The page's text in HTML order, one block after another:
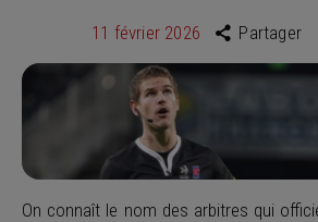
11 février 2026 Partager
On connaît le nom des arbitres qui